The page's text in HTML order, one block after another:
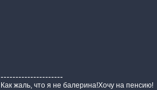
---------------------
Как жаль, что я не балерина!Хочу на пенсию!